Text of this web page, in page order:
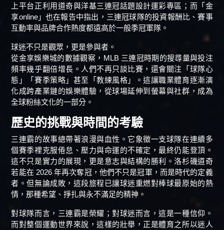
上平台正利用道奇與洋基三連冠話題設計運彩專區；而「金
享online」也在報告中指出，三連冠球隊的投資報酬比、賽事
互動率與品牌合作熱度都遠高於一般季冠軍隊。
球迷不只是觀眾，更是參與者。
從金享娛樂城的數據觀察，MLB 三連冠時期的搜尋量與投注
頻率幾乎翻倍增長。人們不再只談比賽，還會關注「球隊心
態」「賽季策略」甚至「教練風格」。這讓職業體育逐漸演
化成跨產業鏈的娛樂體驗，從球場延伸到螢幕與社群，成為
全球粉絲文化的一部分。
歷史的挑戰與時間的考驗
三連霸的故事總帶著浪漫與血性。它象徵一支球隊在連續多
個賽季裡克服倦怠、壓力與命運的不確定，最終仍能登頂。
這不只是實力的展現，更是意志與結構的勝利。洛杉磯道奇
若能在 2026 年再次奪冠，他們不只是冠軍，而是時代的定義
者。但無論成敗，這段旅程已讓球迷重燃對棒球最原始的熱
情，那種希望、掙扎與永不滿足的精神。
對球隊而言，三連霸是榮耀；對球迷而言，這是一種信仰。
而對整個運動世界來說，這樣的壯舉，正是體育之所以迷人